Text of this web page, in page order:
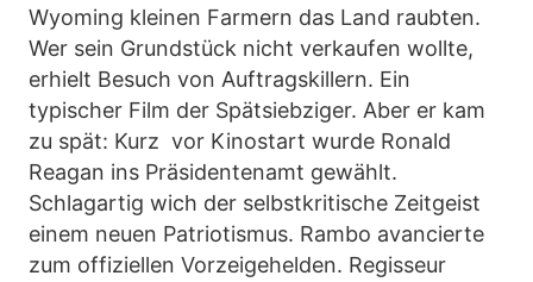
Wyoming kleinen Farmern das Land raubten.
Wer sein Grundstück nicht verkaufen wollte,
erhielt Besuch von Auftragskillern. Ein
typischer Film der Spätsiebziger. Aber er kam
zu spät: Kurz vor Kinostart wurde Ronald
Reagan ins Präsidentenamt gewählt.
Schlagartig wich der selbstkritische Zeitgeist
einem neuen Patriotismus. Rambo avancierte
zum offiziellen Vorzeigehelden. Regisseur